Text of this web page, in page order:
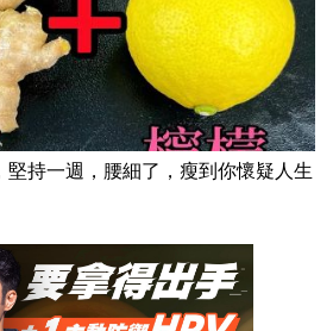
堅持一週，腰細了，瘦到你懷疑人生